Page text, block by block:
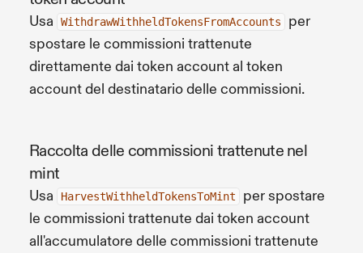
Usa WithdrawWithheldTokensFromAccounts
per
spostare le commissioni trattenute
direttamente dai token account al token
account del destinatario delle commissioni.
Raccolta delle commissioni trattenute nel
mint
Usa HarvestWithheldTokensToMint
per spostare
le commissioni trattenute dai token account
all'accumulatore delle commissioni trattenute